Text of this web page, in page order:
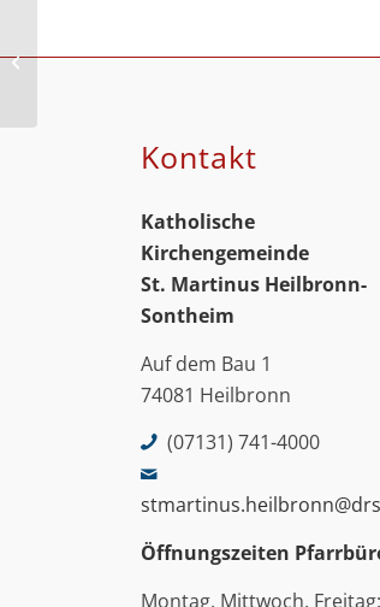
Kontakt
Katholische
Kirchengemeinde
St. Martinus Heilbronn-
Sontheim
Auf dem Bau 1
74081 Heilbronn
(07131) 741-4000
Öffnungszeiten
Montag, Mittwoch, Freitag: